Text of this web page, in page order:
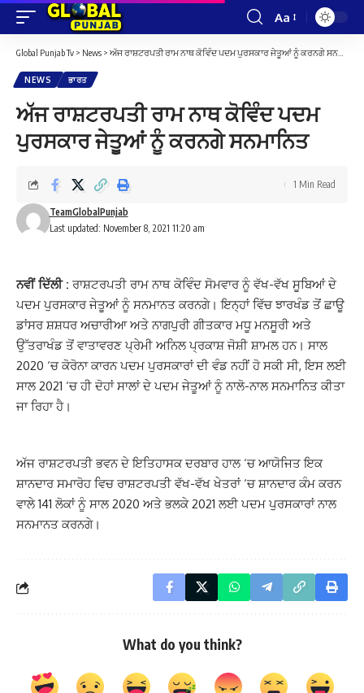
Font
Resizer
Aa
Global Punjab Tv > News > ਅੱਜ ਰਾਸ਼ਟਰਪਤੀ ਰਾਮ ਨਾਥ ਕੋਵਿੰਦ ਪਦਮ ਪੁਰਸਕਾਰ ਜੇਤੂਆਂ ਨੂੰ ਕਰਨਗੇ ਸਨਮਾਨਿਤ
NEWS ਭਾਰਤ
ਅੱਜ ਰਾਸ਼ਟਰਪਤੀ ਰਾਮ ਨਾਥ ਕੋਵਿੰਦ ਪਦਮ
ਪੁਰਸਕਾਰ ਜੇਤੂਆਂ ਨੂੰ ਕਰਨਗੇ ਸਨਮਾਨਿਤ
Last updated: November 8, 2021 11:20 am
TeamGlobalPunjab
1 Min Read
ਨਵੀਂ ਦਿੱਲੀ : ਰਾਸ਼ਟਰਪਤੀ ਰਾਮ ਨਾਥ ਕੋਵਿੰਦ ਸੋਮਵਾਰ ਨੂੰ ਵੱਖ-ਵੱਖ ਸੂਬਿਆਂ ਦੇ
ਪਦਮ ਪੁਰਸਕਾਰ ਜੇਤੂਆਂ ਨੂੰ ਸਨਮਾਨਤ ਕਰਨਗੇ। ਇਨ੍ਹਾਂ ਵਿੱਚ ਝਾਰਖੰਡ ਤੋਂ ਛਾਊ
ਡਾਂਸਰ ਸ਼ਸ਼ਧਰ ਅਚਾਰੀਆ ਅਤੇ ਨਾਗਪੁਰੀ ਗੀਤਕਾਰ ਮਧੂ ਮਨਸੂਰੀ ਅਤੇ
ਉੱਤਰਾਖੰਡ ਤੋਂ ਵਾਤਾਵਰਣ ਪ੍ਰੇਮੀ ਅਨਿਲ ਪ੍ਰਕਾਸ਼ ਜੋਸ਼ੀ ਸ਼ਾਮਲ ਹਨ। ਸਾਲ
2020 ‘ਚ ਕੋਰੋਨਾ ਕਾਰਨ ਪਦਮ ਪੁਰਸਕਾਰਾਂ ਦੀ ਵੰਡ ਨਹੀਂ ਹੋ ਸਕੀ ਸੀ, ਇਸ ਲਈ
ਸਾਲ 2021 ‘ਚ ਹੀ ਦੋਹਾਂ ਸਾਲਾਂ ਦੇ ਪਦਮ ਜੇਤੂਆਂ ਨੂੰ ਨਾਲੋ-ਨਾਲ ਸਨਮਾਨਿਤ ਕੀਤਾ
ਜਾ ਰਿਹਾ ਹੈ।
ਅੱਜ ਰਾਸ਼ਟਰਪਤੀ ਭਵਨ ਦੇ ਇਤਿਹਾਸਕ ਦਰਬਾਰ ਹਾਲ ‘ਚ ਆਯੋਜਿਤ ਇਕ
ਸ਼ਾਨਦਾਰ ਸਮਾਰੋਹ ਵਿਚ ਰਾਸ਼ਟਰਪਤੀ ਵੱਖ-ਵੱਖ ਖੇਤਰਾਂ ‘ਚ ਸ਼ਾਨਦਾਰ ਕੰਮ ਕਰਨ
ਵਾਲੇ 141 ਲੋਕਾਂ ਨੂੰ ਸਾਲ 2020 ਅਤੇ ਭਲਕੇ 2021 ਲਈ ਪਦਮ ਪੁਰਸਕਾਰਾਂ ਨਾਲ
ਸਨਮਾਨਤ ਕਰਨਗੇ।
What do you think?